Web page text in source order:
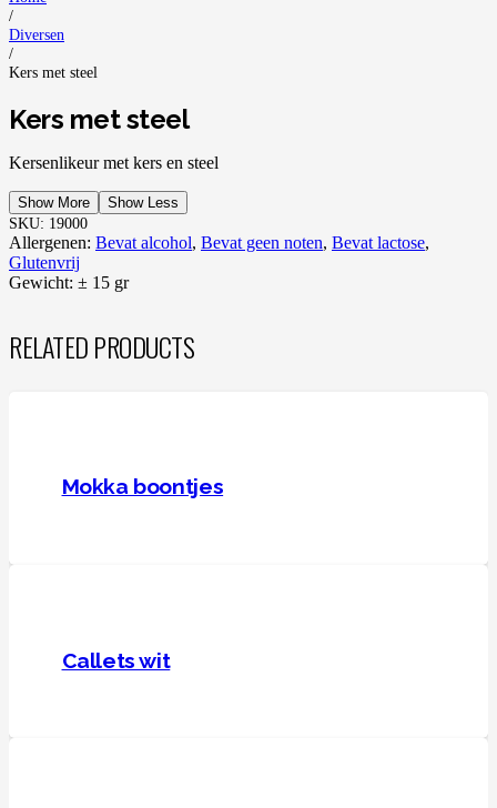
/
Diversen
/
Kers met steel
Kers met steel
Kersenlikeur met kers en steel
Show More Show Less
SKU: 19000
Allergenen: Bevat alcohol, Bevat geen noten, Bevat lactose,
Glutenvrij
Gewicht: ± 15 gr
RELATED PRODUCTS
Mokka boontjes
Callets wit